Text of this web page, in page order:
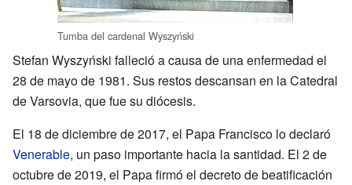
Tumba del cardenal Wyszyński
Stefan Wyszyński falleció a causa de una enfermedad el
28 de mayo de 1981. Sus restos descansan en la Catedral
de Varsovia, que fue su diócesis.
El 18 de diciembre de 2017, el Papa Francisco lo declaró
Venerable, un paso importante hacia la santidad. El 2 de
octubre de 2019, el Papa firmó el decreto de beatificación